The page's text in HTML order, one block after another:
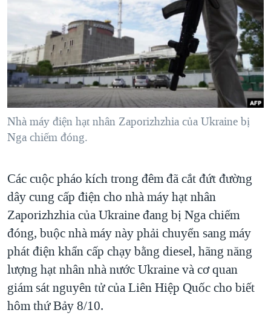
"Tìm"NGƯỜI VIỆT HẢI NGOẠI
ĐỜI SỐNG
KINH TẾ
KHOA HỌC
SỨC KHOẺ
VĂN HOÁ
THỂ THAO
HÀNH TRÌNH BẦU CỬ 2024
MỘT NĂM CHIẾN TRANH TẠI DẢI GAZA
GIẢI MÃ VÀNH ĐAI & CON ĐƯỜNG
NGÀY TỊ NẠN THẾ GIỚI
GROUND ZERO – XƯA VÀ NAY
CÁC GIÁ TRỊ CỘNG HÒA Ở VIỆT NAM
THƯỢNG ĐỈNH TRUMP-KIM TẠI VIỆT NAM
TRỊNH VĨNH BÌNH VS. CHÍNH PHỦ VIỆT NAM
NGƯ DÂN VIỆT VÀ LÀN SÓNG TRỘM HẢI SÂM
BÊN KIA QUỐC LỘ: TIẾNG VỌNG TỪ NÔNG THÔN MỸ
QUAN HỆ VIỆT MỸ
VIDEO
MẠNG XÃ HỘI
Ngôn ngữ khác
Nhà máy điện hạt nhân Zaporizhzhia của Ukraine bị
Nga chiếm đóng.
Các cuộc pháo kích trong đêm đã cắt đứt đường
dây cung cấp điện cho nhà máy hạt nhân
Zaporizhzhia của Ukraine đang bị Nga chiếm
đóng, buộc nhà máy này phải chuyển sang máy
phát điện khẩn cấp chạy bằng diesel, hãng năng
lượng hạt nhân nhà nước Ukraine và cơ quan
giám sát nguyên tử của Liên Hiệp Quốc cho biết
hôm thứ Bảy 8/10.